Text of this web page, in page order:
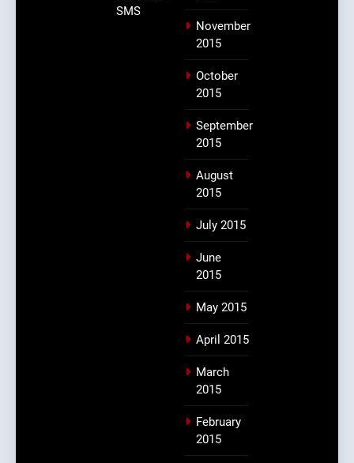
SMS
November
2015
October
2015
September
2015
August
2015
July 2015
June
2015
May 2015
April 2015
March
2015
February
2015